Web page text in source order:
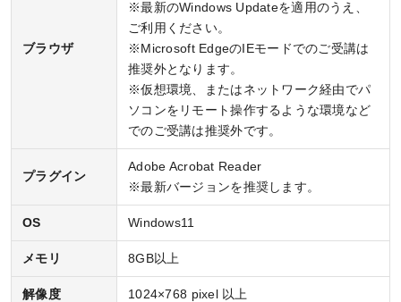
お知らせ
ブラウザ
※最新のWindows Updateを適用のうえ、
ご利用ください。
※Microsoft EdgeのIEモードでのご受講は
推奨外となります。
※仮想環境、またはネットワーク経由でパ
ソコンをリモート操作するような環境など
でのご受講は推奨外です。
プラグイン
Adobe Acrobat Reader
※最新バージョンを推奨します。
OS Windows11
メモリ 8GB以上
解像度 1024×768 pixel 以上